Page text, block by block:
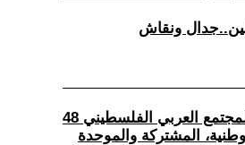
(9) الواقع الطبقي في المجتمع العربي الفلسطيني 48